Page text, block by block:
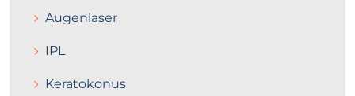
Augenlaser
IPL
Keratokonus